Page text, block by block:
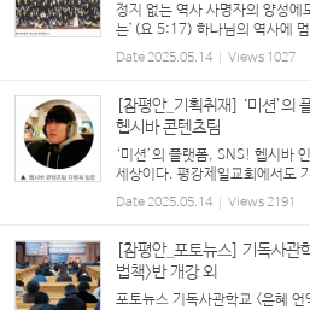
정지 없는 역사 사명자의 양성에
는’(요 5:17) 하나님의 역사에
라도 참으로 ‘정지 없는’ 그 역사
끼지 않을 수 없다. 교회 안팎의
Date2025.05.14 Views 1027
[참평안_기획취재] ‘미션’
헵시바 콘텐츠팀
‘미션’의 플랫폼, SNS! 헵시바
세상이다. 평강제일교회에서도
S를 활용하고 있는 중이다. 최근
하고 있는 청년1부 헵시바 선교
Date2025.05.14 Views2191
[참평안_포토뉴스] 기독사관
법책>반 개강 외
포토뉴스 기독사관학교 <은혜 언